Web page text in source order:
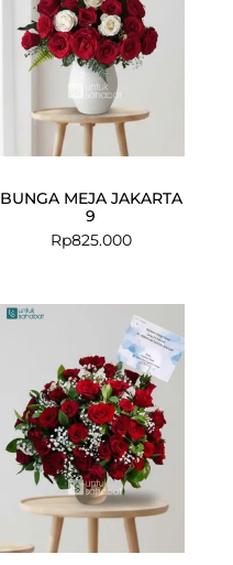
BUNGA MEJA JAKARTA
9
Rp825.000